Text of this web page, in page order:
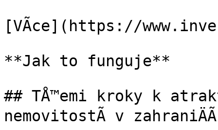
[VÃ­ce](https://
**Jak to funguje**
## TÅ™emi kroky k
nemovitostÃ­ v